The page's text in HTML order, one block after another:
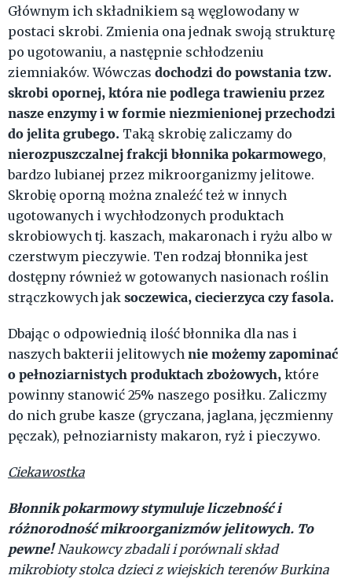
Głównym ich składnikiem są węglowodany w
postaci skrobi. Zmienia ona jednak swoją strukturę
po ugotowaniu, a następnie schłodzeniu
ziemniaków. Wówczas dochodzi do powstania tzw.
skrobi opornej, która nie podlega trawieniu przez
nasze enzymy i w formie niezmienionej przechodzi
do jelita grubego. Taką skrobię zaliczamy do
nierozpuszczalnej frakcji błonnika pokarmowego,
bardzo lubianej przez mikroorganizmy jelitowe.
Skrobię oporną można znaleźć też w innych
ugotowanych i wychłodzonych produktach
skrobiowych tj. kaszach, makaronach i ryżu albo w
czerstwym pieczywie. Ten rodzaj błonnika jest
dostępny również w gotowanych nasionach roślin
strączkowych jak soczewica, ciecierzyca czy fasola.
Dbając o odpowiednią ilość błonnika dla nas i
naszych bakterii jelitowych nie możemy zapominać
o pełnoziarnistych produktach zbożowych, które
powinny stanowić 25% naszego posiłku. Zaliczmy
do nich grube kasze (gryczana, jaglana, jęczmienny
pęczak), pełnoziarnisty makaron, ryż i pieczywo.
Ciekawostka
Błonnik pokarmowy stymuluje liczebność i
różnorodność mikroorganizmów jelitowych. To
pewne!Naukowcy zbadali i porównali skład
mikrobioty stolca dzieci z wiejskich terenów Burkina